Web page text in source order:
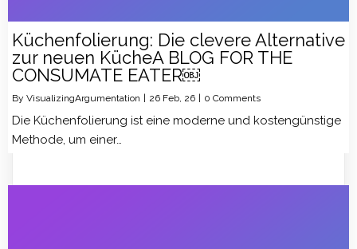
Küchenfolierung: Die clevere Alternative
zur neuen KücheA BLOG FOR THE
CONSUMATE EATER￼
By VisualizingArgumentation | 26 Feb, 26 | 0 Comments
Die Küchenfolierung ist eine moderne und kostengünstige
Methode, um einer…